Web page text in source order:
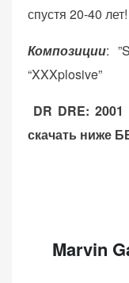
спустя 20-40 лет!
Композиции:
“XXXplosive”
DR DRE:
скачать ниже
Marvin